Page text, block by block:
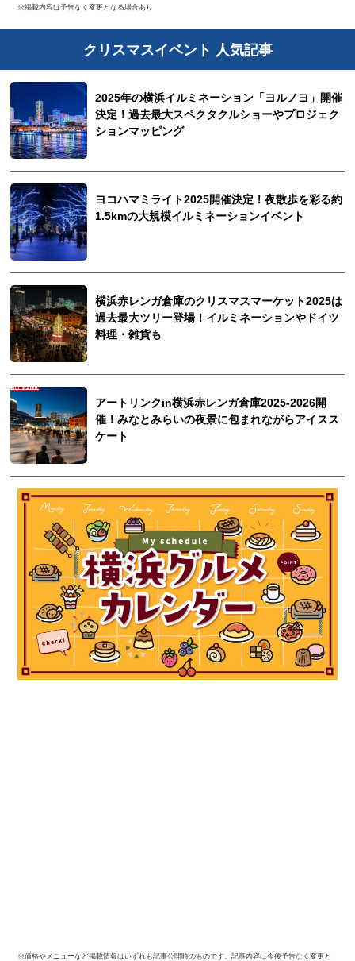
※掲載内容は予告なく変更となる場合あり
クリスマスイベント 人気記事
2025年の横浜イルミネーション「ヨルノヨ」開催
決定！過去最大スペクタクルショーやプロジェク
ションマッピング
ヨコハマミライト2025開催決定！夜散歩を彩る約
1.5kmの大規模イルミネーションイベント
横浜赤レンガ倉庫のクリスマスマーケット2025は
過去最大ツリー登場！イルミネーションやドイツ
料理・雑貨も
アートリンクin横浜赤レンガ倉庫2025-2026開
催！みなとみらいの夜景に包まれながらアイスス
ケート
※価格やメニューなど掲載情報はいずれも記事公開時のものです。記事内容は今後予告なく変更と